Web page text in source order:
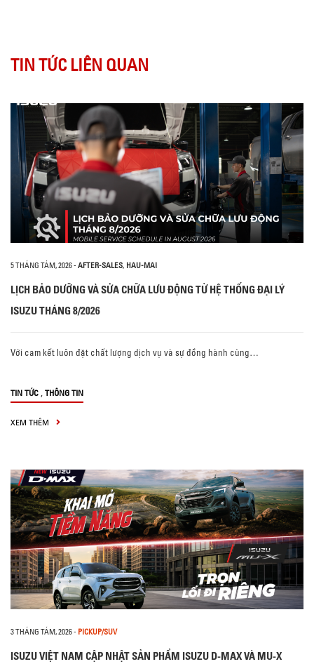
TIN TỨC LIÊN QUAN
5 THÁNG TÁM, 2026- AFTER-SALES, HAU-MAI
LỊCH BẢO DƯỠNG VÀ SỬA CHỮA LƯU ĐỘNG TỪ HỆ THỐNG ĐẠI LÝ
ISUZU THÁNG 8/2026
Với cam kết luôn đặt chất lượng dịch vụ và sự đồng hành cùng…
TIN TỨC , THÔNG TIN
XEM THÊM
3 THÁNG TÁM, 2026- PICKUP/SUV
ISUZU VIỆT NAM CẬP NHẬT SẢN PHẨM ISUZU D-MAX VÀ MU-X